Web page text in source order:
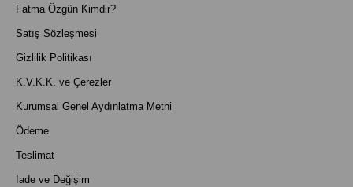
Fatma Özgün Kimdir?
Satış Sözleşmesi
Gizlilik Politikası
K.V.K.K. ve Çerezler
Kurumsal Genel Aydınlatma Metni
Ödeme
Teslimat
İade ve Değişim